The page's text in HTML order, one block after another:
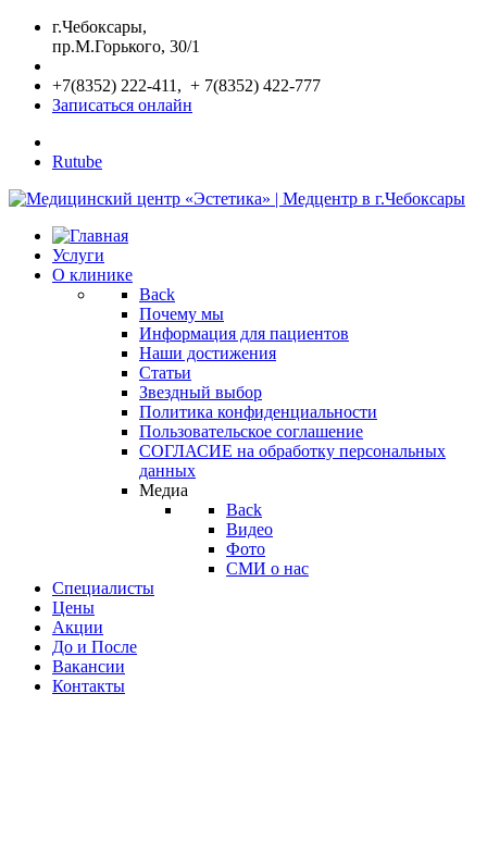
г.Чебоксары,
пр.М.Горького, 30/1
+7(8352) 222-411, + 7(8352) 422-777
Записаться онлайн
Rutube
Услуги
О клинике
Back
Почему мы
Информация для пациентов
Наши достижения
Статьи
Звездный выбор
Политика конфиденциальности
Пользовательское соглашение
СОГЛАСИЕ на обработку персональных
данных
Медиа
Back
Видео
Фото
СМИ о нас
Специалисты
Цены
Акции
До и После
Вакансии
Контакты